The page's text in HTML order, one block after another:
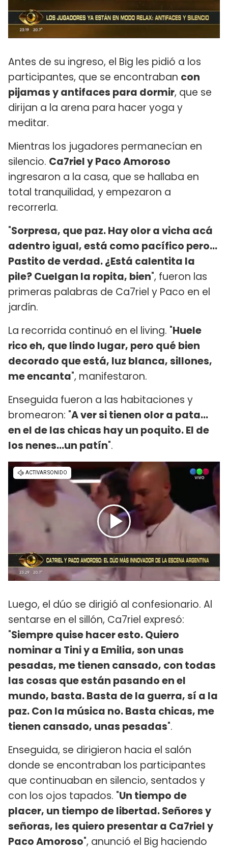
Antes de su ingreso, el Big les pidió a los
participantes, que se encontraban con
pijamas y antifaces para dormir, que se
dirijan a la arena para hacer yoga y
meditar.
Mientras los jugadores permanecían en
silencio. Ca7riel y Paco Amoroso
ingresaron a la casa, que se hallaba en
total tranquilidad, y empezaron a
recorrerla.
"Sorpresa, que paz. Hay olor a vicha acá
adentro igual, está como pacífico pero...
Pastito de verdad. ¿Está calentita la
pile? Cuelgan la ropita, bien", fueron las
primeras palabras de Ca7riel y Paco en el
jardín.
La recorrida continuó en el living. "Huele
rico eh, que lindo lugar, pero qué bien
decorado que está, luz blanca, sillones,
me encanta", manifestaron.
Enseguida fueron a las habitaciones y
bromearon: "A ver si tienen olor a pata...
en el de las chicas hay un poquito. El de
los nenes...un patín".
Luego, el dúo se dirigió al confesionario. Al
sentarse en el sillón, Ca7riel expresó:
"Siempre quise hacer esto. Quiero
nominar a Tini y a Emilia, son unas
pesadas, me tienen cansado, con todas
las cosas que están pasando en el
mundo, basta. Basta de la guerra, sí a la
paz. Con la música no. Basta chicas, me
tienen cansado, unas pesadas".
Enseguida, se dirigieron hacia el salón
donde se encontraban los participantes
que continuaban en silencio, sentados y
con los ojos tapados. "Un tiempo de
placer, un tiempo de libertad. Señores y
señoras, les quiero presentar a Ca7riel y
Paco Amoroso", anunció el Big haciendo